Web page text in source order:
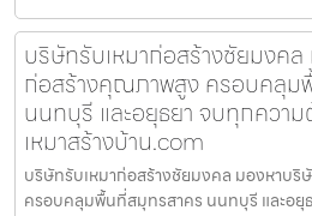
บริษัทรับเหมาก่อสร้างชัยมงค
ก่อสร้างคุณภาพสูง ครอบคลุม
นนทบุรี และอยุธยา จบทุกความ
เหมาสร้างบ้าน.com
บริษัทรับเหมาก่อสร้างชัยมงคล มองหาบ
ครอบคลุมพื้นที่สมุทรสาคร นนทบุรี และอ